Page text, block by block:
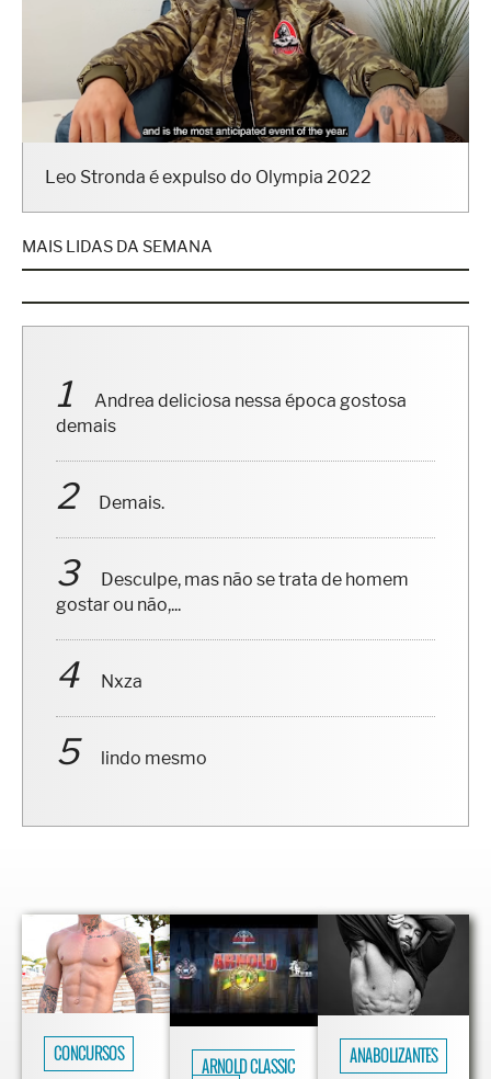
Leo Stronda é expulso do Olympia 2022
MAIS LIDAS DA SEMANA
Andrea deliciosa nessa época gostosa
demais
Demais.
Desculpe, mas não se trata de homem
gostar ou não,...
Nxza
lindo mesmo
CONCURSOS
ARNOLD CLASSIC
ANABOLIZANTES